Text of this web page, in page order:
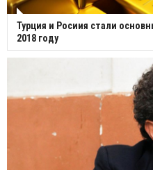
Турция и Росиия стали
2018 году